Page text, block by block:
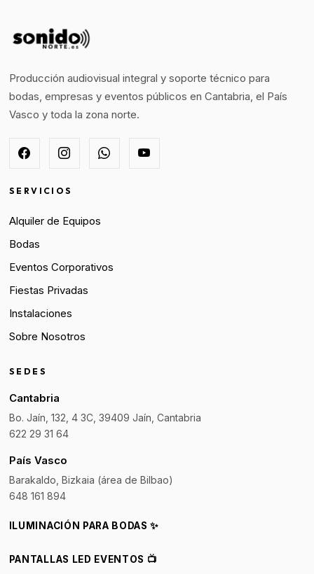
Producción audiovisual integral y soporte técnico para
bodas, empresas y eventos públicos en Cantabria, el País
Vasco y toda la zona norte.
SERVICIOS
Alquiler de Equipos
Bodas
Eventos Corporativos
Fiestas Privadas
Instalaciones
Sobre Nosotros
SEDES
Cantabria
Bo. Jaín, 132, 4 3C, 39409 Jaín, Cantabria
622 29 31 64
País Vasco
Barakaldo, Bizkaia (área de Bilbao)
648 161 894
ILUMINACIÓN PARA BODAS ✨
PANTALLAS LED EVENTOS 📺